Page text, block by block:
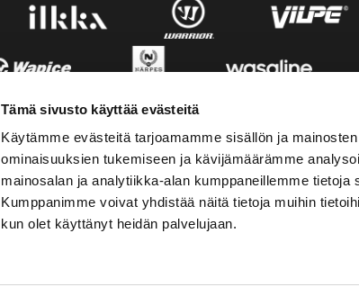
Tämä sivusto käyttää evästeitä
Käytämme evästeitä tarjoamamme sisällön ja
ominaisuuksien tukemiseen ja kävijämäärämme
mainosalan ja analytiikka-alan kumppaneillemme
Kumppanimme voivat yhdistää näitä tietoja muihin
kun olet käyttänyt heidän palvelujaan.
YHTEYSTIEDOT